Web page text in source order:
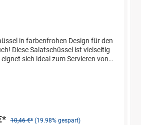
in farbenfrohen Design für den
Diese Salatschüssel ist vielseitig
sich ideal zum Servieren von
10,46 €* (19.98% gespart)